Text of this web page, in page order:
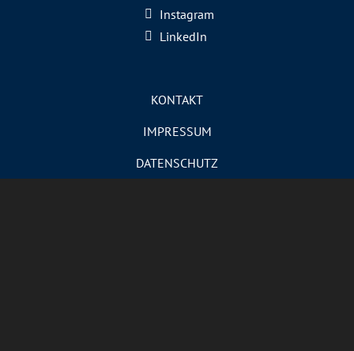
Instagram
LinkedIn
KONTAKT
IMPRESSUM
DATENSCHUTZ